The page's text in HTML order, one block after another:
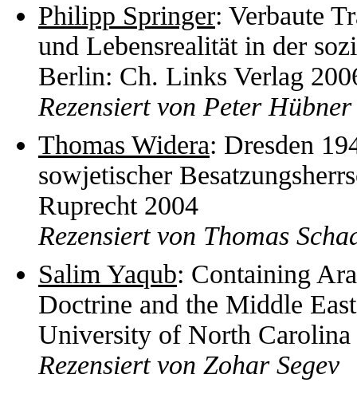
Philipp Springer: Verbaute
und Lebensrealität in der
Berlin: Ch. Links Verlag
Rezensiert von Peter Hübner
Thomas Widera: Dresden
sowjetischer
Ruprecht 2004
Rezensiert von Thomas
Salim Yaqub: Containing
Doctrine and the Middle
University of North Carolina
Rezensiert von Zohar Segev